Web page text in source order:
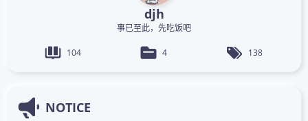
djh
事已至此，先吃饭吧
104 4 138
NOTICE